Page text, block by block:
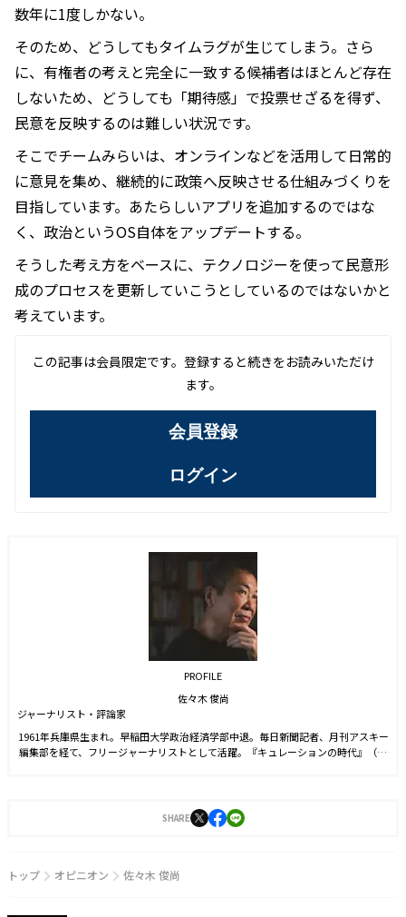
数年に1度しかない。
そのため、どうしてもタイムラグが生じてしまう。さら
に、有権者の考えと完全に一致する候補者はほとんど存在
しないため、どうしても「期待感」で投票せざるを得ず、
民意を反映するのは難しい状況です。
そこでチームみらいは、オンラインなどを活用して日常的
に意見を集め、継続的に政策へ反映させる仕組みづくりを
目指しています。あたらしいアプリを追加するのではな
く、政治というOS自体をアップデートする。
そうした考え方をベースに、テクノロジーを使って民意形
成のプロセスを更新していこうとしているのではないかと
考えています。
この記事は会員限定です。登録すると続きをお読みいただけ
ます。
会員登録
ログイン
PROFILE
佐々木 俊尚
ジャーナリスト・評論家
1961年兵庫県生まれ。早稲田大学政治経済学部中退。毎日新聞記者、月刊アスキー
編集部を経て、フリージャーナリストとして活躍。『キュレーションの時代』（ち
SHARE
トップ オピニオン 佐々木 俊尚